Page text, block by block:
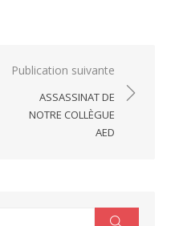
Publication suivante
ASSASSINAT DE
NOTRE COLLÈGUE
AED